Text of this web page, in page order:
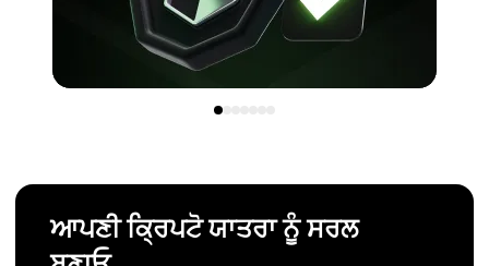
ਆਪਣੀ ਕ੍ਰਿਪਟੋ ਯਾਤਰਾ ਨੂੰ ਸਰਲ